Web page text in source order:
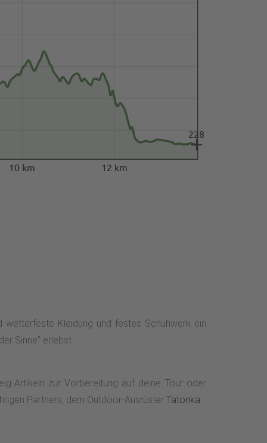
10 km 12 km
228
Kleidung und festes Schuhwerk ein
Sinne” erlebst.
Artikeln zur Vorbereitung auf deine Tour oder
Partners, dem Outdoor-Ausrüster Tatonka.